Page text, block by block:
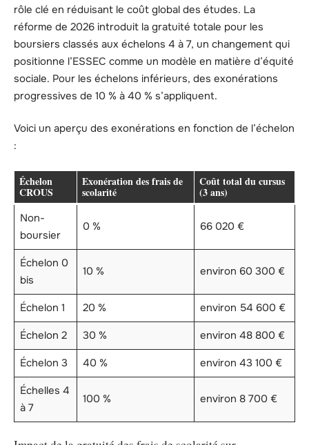
rôle clé en réduisant le coût global des études. La
réforme de 2026 introduit la gratuité totale pour les
boursiers classés aux échelons 4 à 7, un changement qui
positionne l’ESSEC comme un modèle en matière d’équité
sociale. Pour les échelons inférieurs, des exonérations
progressives de 10 % à 40 % s’appliquent.
Voici un aperçu des exonérations en fonction de l’échelon
:
Échelon
CROUS
Exonération des frais de
scolarité
Coût total du cursus
(3 ans)
Non-
boursier
0 % 66 020 €
Échelon 0
bis
10 % environ 60 300 €
Échelon 1 20 %
environ 54 600 €
Échelon 2
30 %
environ 48 800 €
Échelon 3
40 %
environ 43 100 €
Échelles 4
à 7
100 % environ 8 700 €